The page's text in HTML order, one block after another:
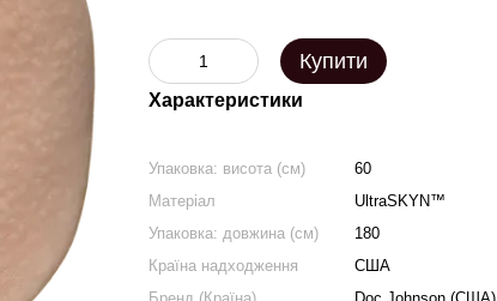
Купити
Характеристики
Упаковка: висота (см)
60
Матеріал
UltraSKYN™
Упаковка: довжина (см)
180
Країна надходження
США